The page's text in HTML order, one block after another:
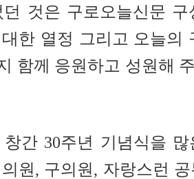
것은 구로오늘신문 구
한 열정 그리고 오늘의
함께 응원하고 성원해
창간 30주년 기념식을
원, 구의원, 자랑스런